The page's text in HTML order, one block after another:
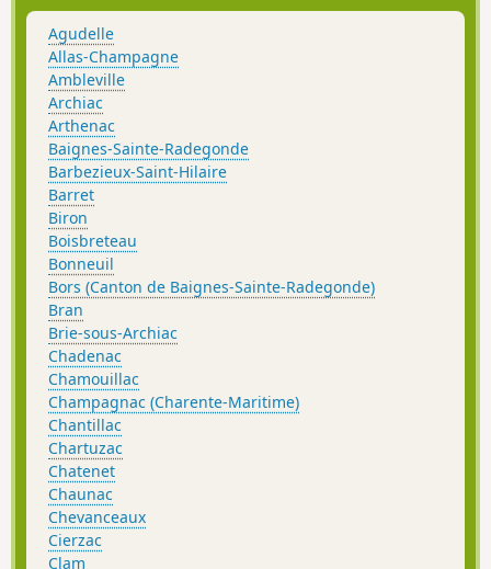
Agudelle
Allas-Champagne
Ambleville
Archiac
Arthenac
Baignes-Sainte-Radegonde
Barbezieux-Saint-Hilaire
Barret
Biron
Boisbreteau
Bonneuil
Bors (Canton de Baignes-Sainte-Radegonde)
Bran
Brie-sous-Archiac
Chadenac
Chamouillac
Champagnac (Charente-Maritime)
Chantillac
Chartuzac
Chatenet
Chaunac
Chevanceaux
Cierzac
Clam